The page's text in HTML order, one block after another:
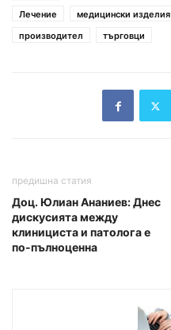
Лечение
медицински изделия
производител
търговци
предишна статия
Доц. Юлиан Ананиев: Днес
дискусията между
клинициста и патолога е
по-пълноценна